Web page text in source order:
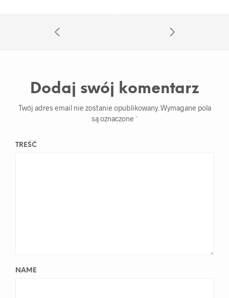
Dodaj swój komentarz
Twój adres email nie zostanie opublikowany. Wymagane pola
są oznaczone *
TREŚĆ
NAME